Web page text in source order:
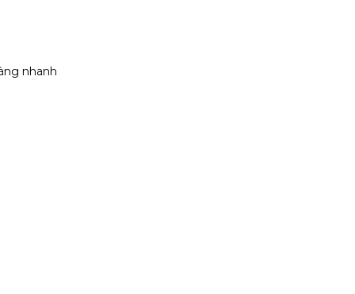
nhanh